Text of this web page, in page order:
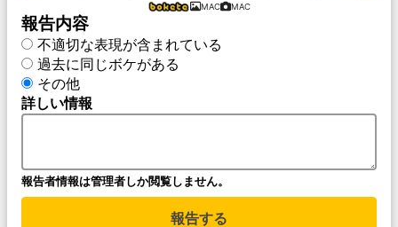
MAC MAC
報告内容
不適切な表現が含まれている
過去に同じボケがある
その他
詳しい情報
報告者情報は管理者しか閲覧しません。
報告する